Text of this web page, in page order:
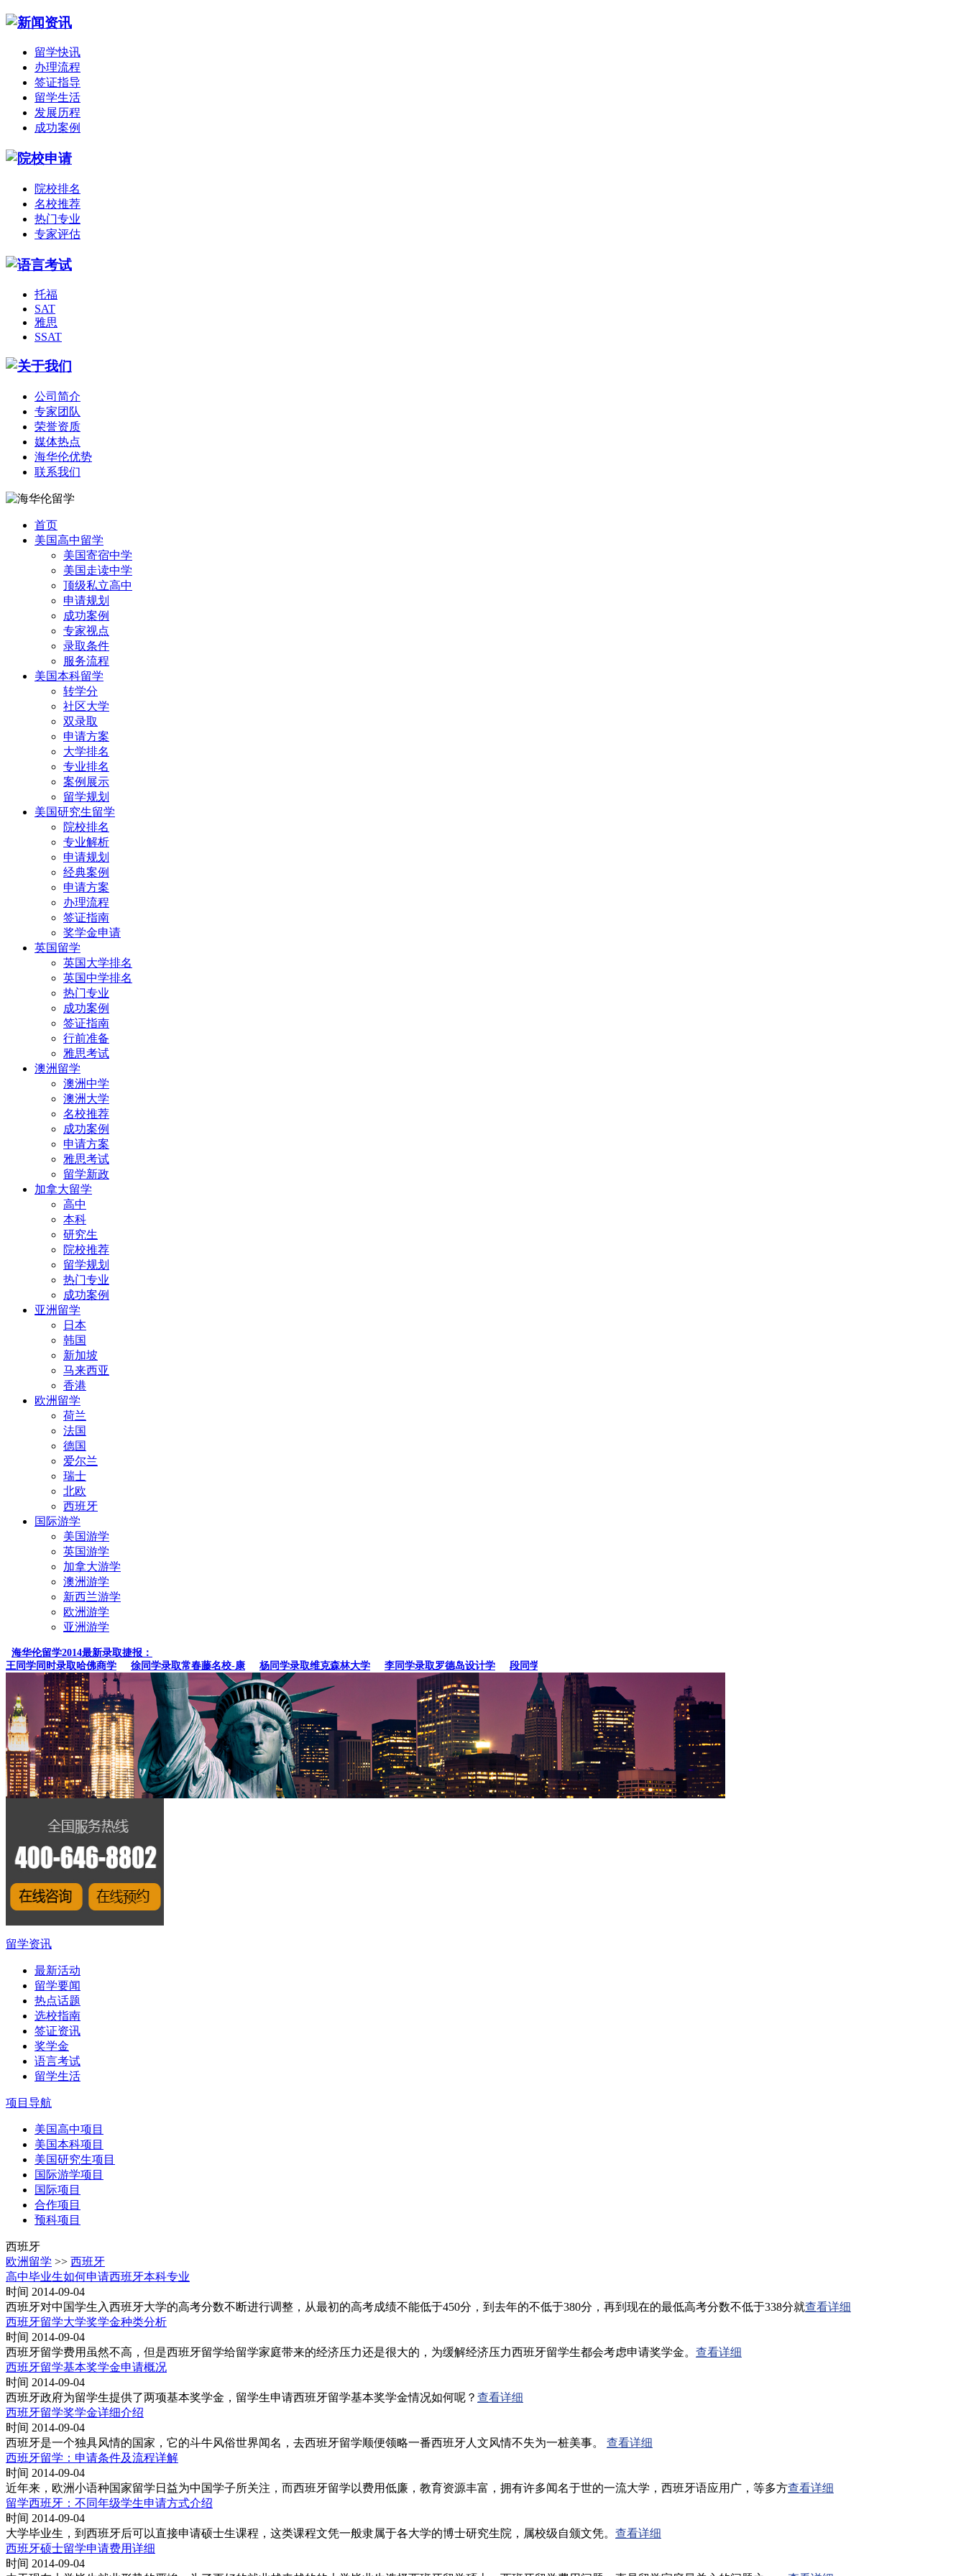
留学快讯
办理流程
签证指导
留学生活
发展历程
成功案例
院校排名
名校推荐
热门专业
专家评估
托福
SAT
雅思
SSAT
公司简介
专家团队
荣誉资质
媒体热点
海华伦优势
联系我们
首页
美国高中留学
美国寄宿中学
美国走读中学
顶级私立高中
申请规划
成功案例
专家视点
录取条件
服务流程
美国本科留学
转学分
社区大学
双录取
申请方案
大学排名
专业排名
案例展示
留学规划
美国研究生留学
院校排名
专业解析
申请规划
经典案例
申请方案
办理流程
签证指南
奖学金申请
英国留学
英国大学排名
英国中学排名
热门专业
成功案例
签证指南
行前准备
雅思考试
澳洲留学
澳洲中学
澳洲大学
名校推荐
成功案例
申请方案
雅思考试
留学新政
加拿大留学
高中
本科
研究生
院校推荐
留学规划
热门专业
成功案例
亚洲留学
日本
韩国
新加坡
马来西亚
香港
欧洲留学
荷兰
法国
德国
爱尔兰
瑞士
北欧
西班牙
国际游学
美国游学
英国游学
加拿大游学
澳洲游学
新西兰游学
欧洲游学
亚洲游学
海华伦留学2014最新录取捷报：
学同时录取哈佛商学
徐同学录取常春藤名校-康 杨同学录取维克森林大学 李同学录取罗德岛设计学 段同学、贾同学录取纽约
留学资讯
最新活动
留学要闻
热点话题
选校指南
签证资讯
奖学金
语言考试
留学生活
项目导航
美国高中项目
美国本科项目
美国研究生项目
国际游学项目
国际项目
合作项目
预科项目
西班牙
欧洲留学 >> 西班牙
高中毕业生如何申请西班牙本科专业
时间 2014-09-04
西班牙对中国学生入西班牙大学的高考分数不断进行调整，从最初的高考成绩不能低于450分，到去年的不低于380分，再到现在的最低高考分数不低于338分就查看详细
西班牙留学大学奖学金种类分析
时间 2014-09-04
西班牙留学费用虽然不高，但是西班牙留学给留学家庭带来的经济压力还是很大的，为缓解经济压力西班牙留学生都会考虑申请奖学金。 查看详细
西班牙留学基本奖学金申请概况
时间 2014-09-04
西班牙政府为留学生提供了两项基本奖学金，留学生申请西班牙留学基本奖学金情况如何呢？ 查看详细
西班牙留学奖学金详细介绍
时间 2014-09-04
西班牙是一个独具风情的国家，它的斗牛风俗世界闻名，去西班牙留学顺便领略一番西班牙人文风情不失为一桩美事。 查看详细
西班牙留学：申请条件及流程详解
时间 2014-09-04
近年来，欧洲小语种国家留学日益为中国学子所关注，而西班牙留学以费用低廉，教育资源丰富，拥有许多闻名于世的一流大学，西班牙语应用广，等多方查看详细
留学西班牙：不同年级学生申请方式介绍
时间 2014-09-04
大学毕业生，到西班牙后可以直接申请硕士生课程，这类课程文凭一般隶属于各大学的博士研究生院，属校级自颁文凭。 查看详细
西班牙硕士留学申请费用详细
时间 2014-09-04